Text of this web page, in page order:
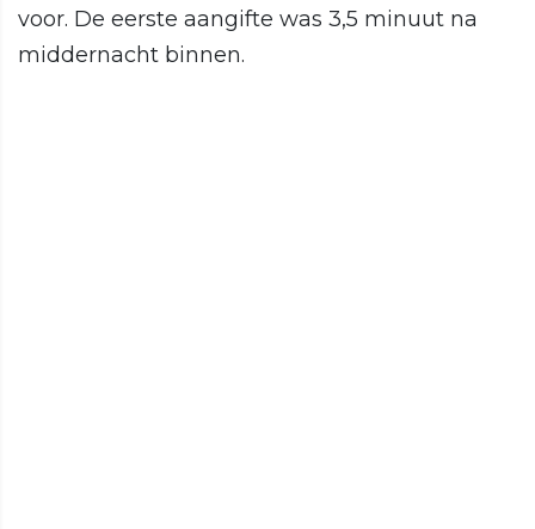
voor. De eerste aangifte was 3,5 minuut na
middernacht binnen.